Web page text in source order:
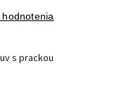
s prackou